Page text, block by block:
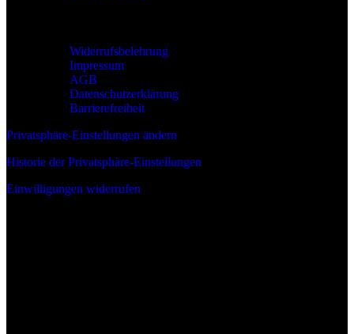
Widerrufsbelehrung
Impressum
AGB
Datenschutzerklärung
Barrierefreiheit
Privatsphäre-Einstellungen ändern
Historie der Privatsphäre-Einstellungen
Einwilligungen widerrufen